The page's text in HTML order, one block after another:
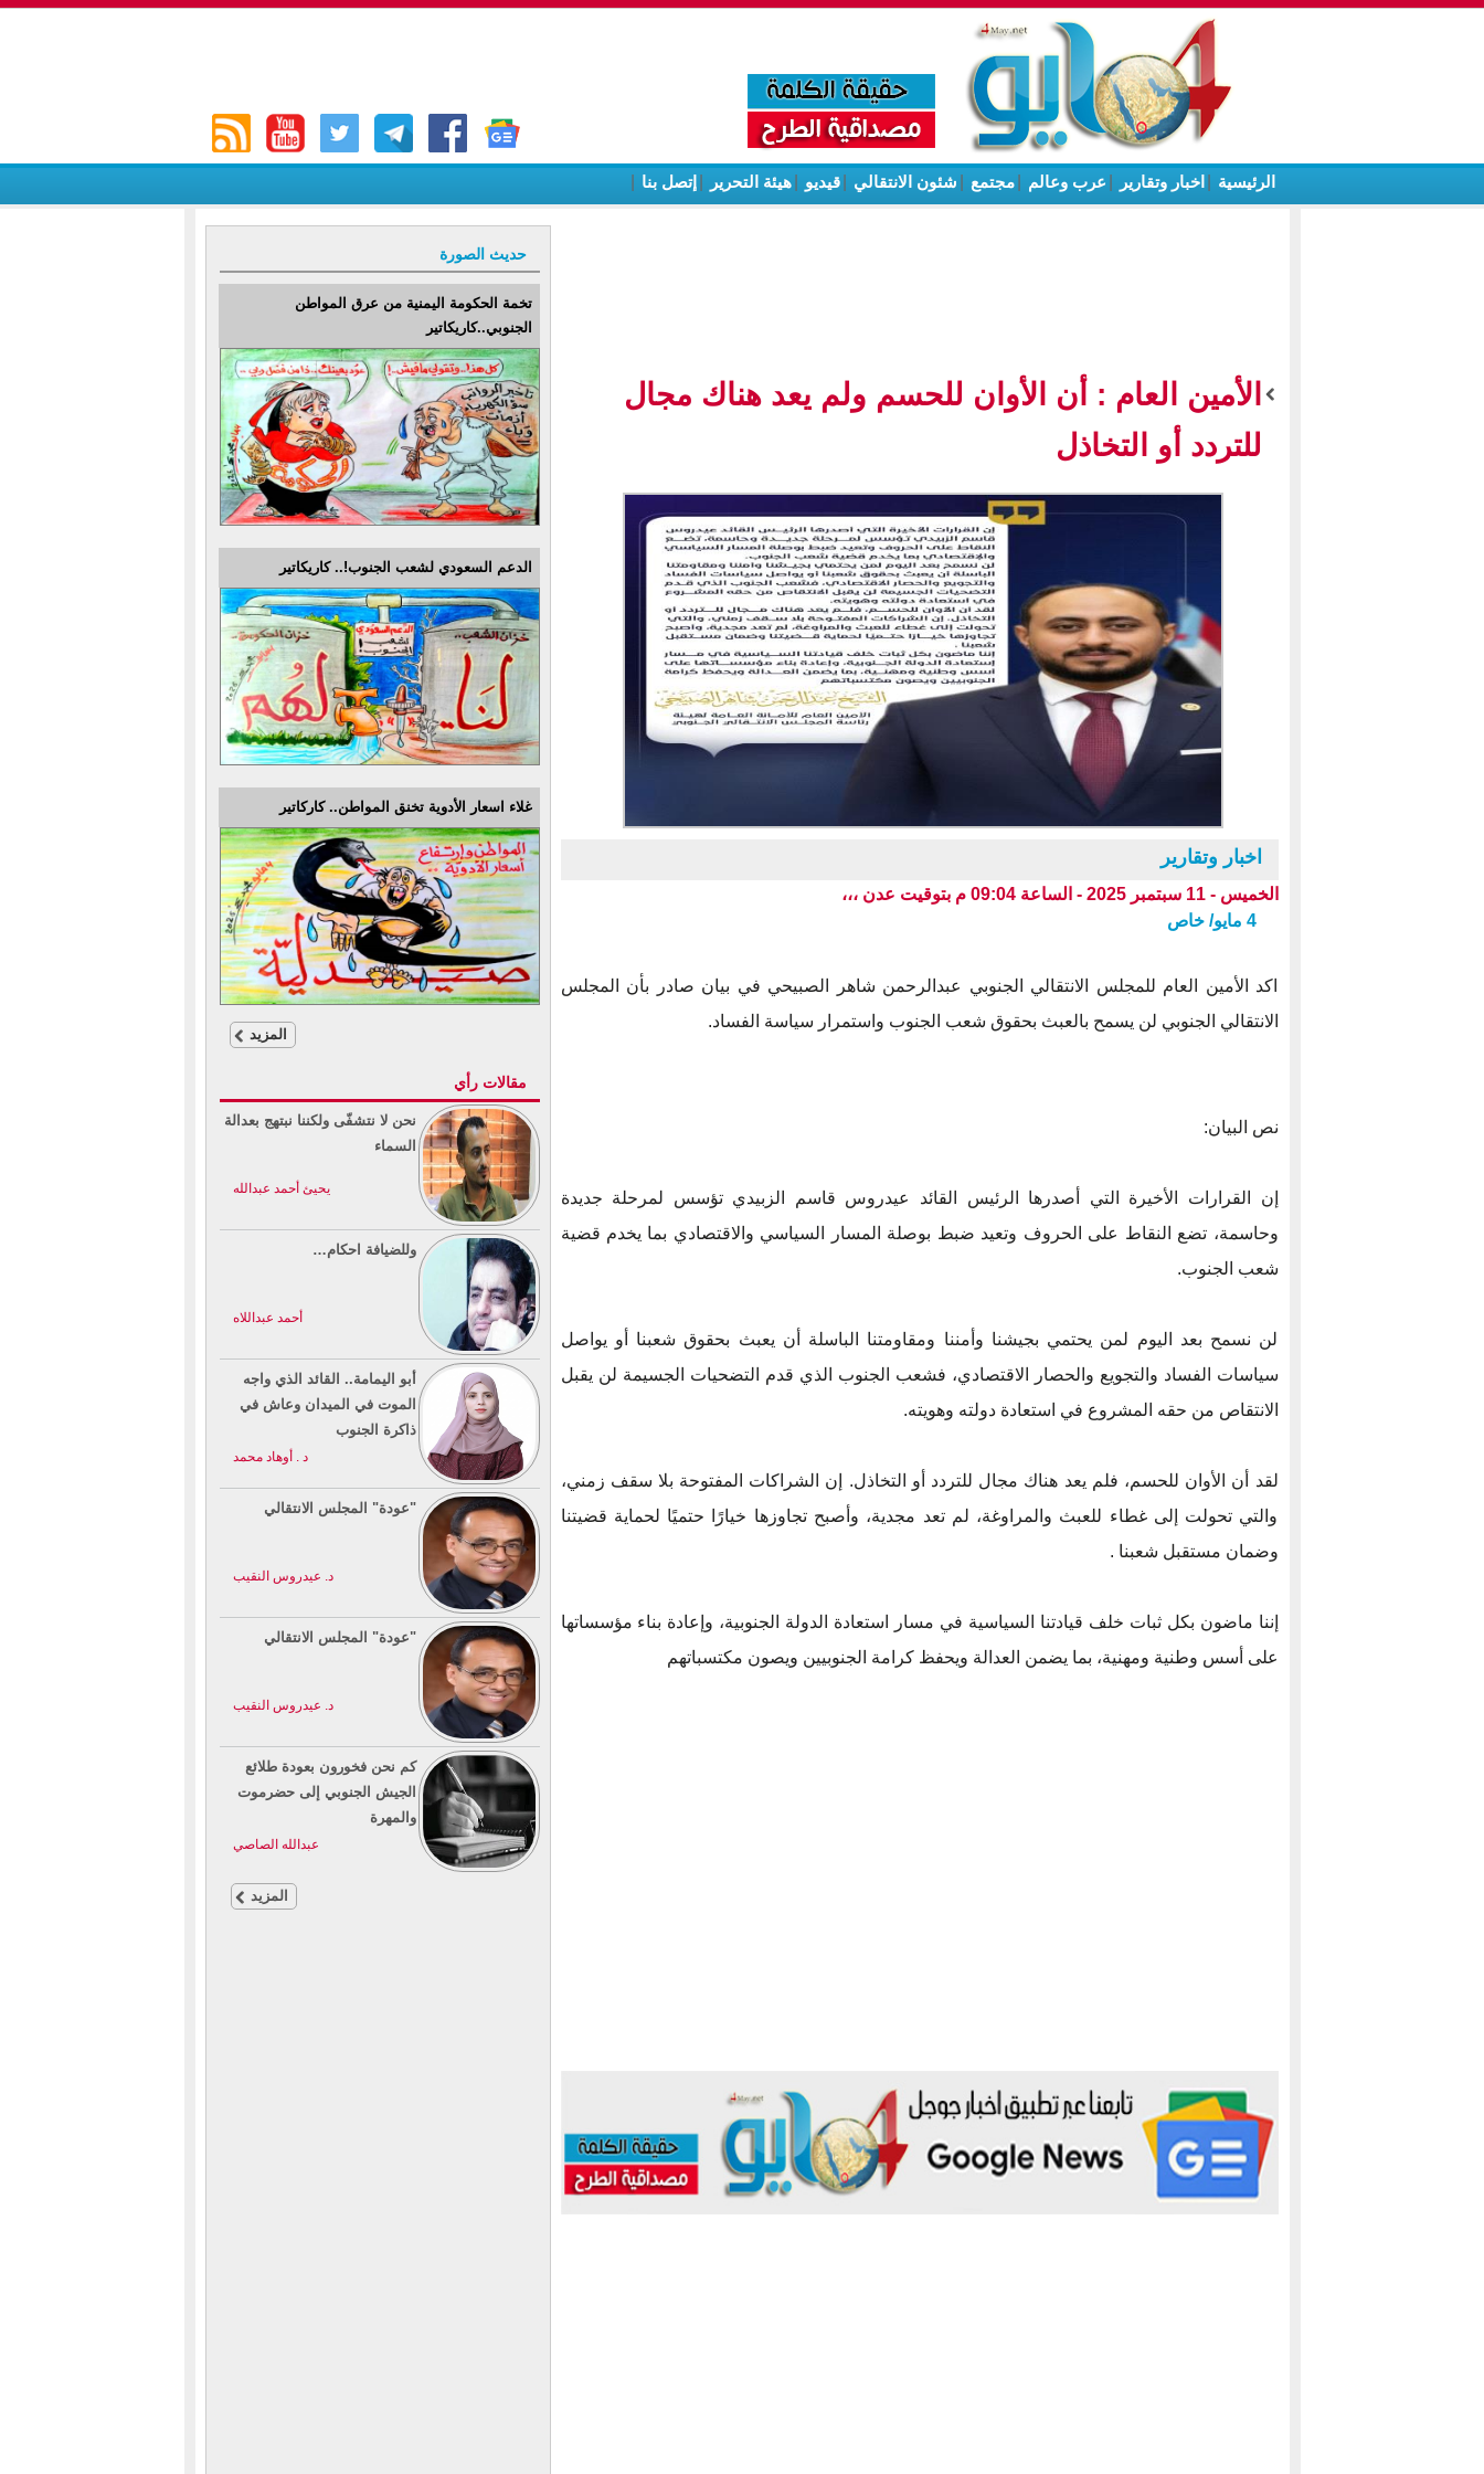
الرئيسية اخبار وتقارير عرب وعالم مجتمع شئون الانتقالي قيديو هيئة التحرير إتصل بنا
حديث الصورة
تخمة الحكومة اليمنية من عرق المواطن
الجنوبي..كاريكاتير
الدعم السعودي لشعب الجنوب!.. كاريكاتير
غلاء اسعار الأدوية تخنق المواطن.. كاركاتير
المزيد
مقالات رأي
نحن لا نتشفّى ولكننا نبتهج بعدالة
السماء
يحيئ أحمد عبدالله
وللضيافة احكام…
أحمد عبداللاه
أبو اليمامة.. القائد الذي واجه
الموت في الميدان وعاش في
ذاكرة الجنوب
د . أوهاد محمد
"عودة" المجلس الانتقالي
د. عيدروس النقيب
"عودة" المجلس الانتقالي
د. عيدروس النقيب
كم نحن فخورون بعودة طلائع
الجيش الجنوبي إلى حضرموت
والمهرة
عبدالله الصاصي
المزيد
الأمين العام : أن الأوان للحسم ولم يعد هناك مجال
للتردد أو التخاذل
اخبار وتقارير
الخميس - 11 سبتمبر 2025 - الساعة 09:04 م بتوقيت عدن ،،،
4 مايو/ خاص
اكد الأمين العام للمجلس الانتقالي الجنوبي عبدالرحمن شاهر الصبيحي في بيان صادر بأن المجلس
الانتقالي الجنوبي لن يسمح بالعبث بحقوق شعب الجنوب واستمرار سياسة الفساد.
نص البيان:
إن القرارات الأخيرة التي أصدرها الرئيس القائد عيدروس قاسم الزبيدي تؤسس لمرحلة جديدة
وحاسمة، تضع النقاط على الحروف وتعيد ضبط بوصلة المسار السياسي والاقتصادي بما يخدم قضية
شعب الجنوب.
لن نسمح بعد اليوم لمن يحتمي بجيشنا وأمننا ومقاومتنا الباسلة أن يعبث بحقوق شعبنا أو يواصل
سياسات الفساد والتجويع والحصار الاقتصادي، فشعب الجنوب الذي قدم التضحيات الجسيمة لن يقبل
الانتقاص من حقه المشروع في استعادة دولته وهويته.
لقد أن الأوان للحسم، فلم يعد هناك مجال للتردد أو التخاذل. إن الشراكات المفتوحة بلا سقف زمني،
والتي تحولت إلى غطاء للعبث والمراوغة، لم تعد مجدية، وأصبح تجاوزها خيارًا حتميًا لحماية قضيتنا
وضمان مستقبل شعبنا .
إننا ماضون بكل ثبات خلف قيادتنا السياسية في مسار استعادة الدولة الجنوبية، وإعادة بناء مؤسساتها
على أسس وطنية ومهنية، بما يضمن العدالة ويحفظ كرامة الجنوبيين ويصون مكتسباتهم